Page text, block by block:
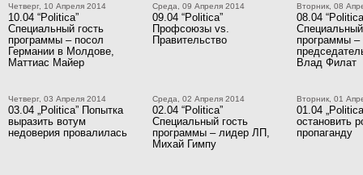
Четверг, 10 Апреля 2014
10.04 “Politica”
Специальный гость
программы – посол
Германии в Молдове,
Маттиас Майер
Среда, 09 Апреля 2014
09.04 “Politica”
Профсоюзы vs.
Правительство
Вторник, 08
08.04
Специальный
программы –
Влад Филат
Четверг, 03 Апреля 2014
03.04 „Politica” Попытка
выразить вотум
недоверия провалилась
Среда, 02 Апреля 2014
02.04 “Politica”
Специальный гость
программы – лидер ЛП,
Михай Гимпу
Вторник, 01
01.04
остановить
пропаганду